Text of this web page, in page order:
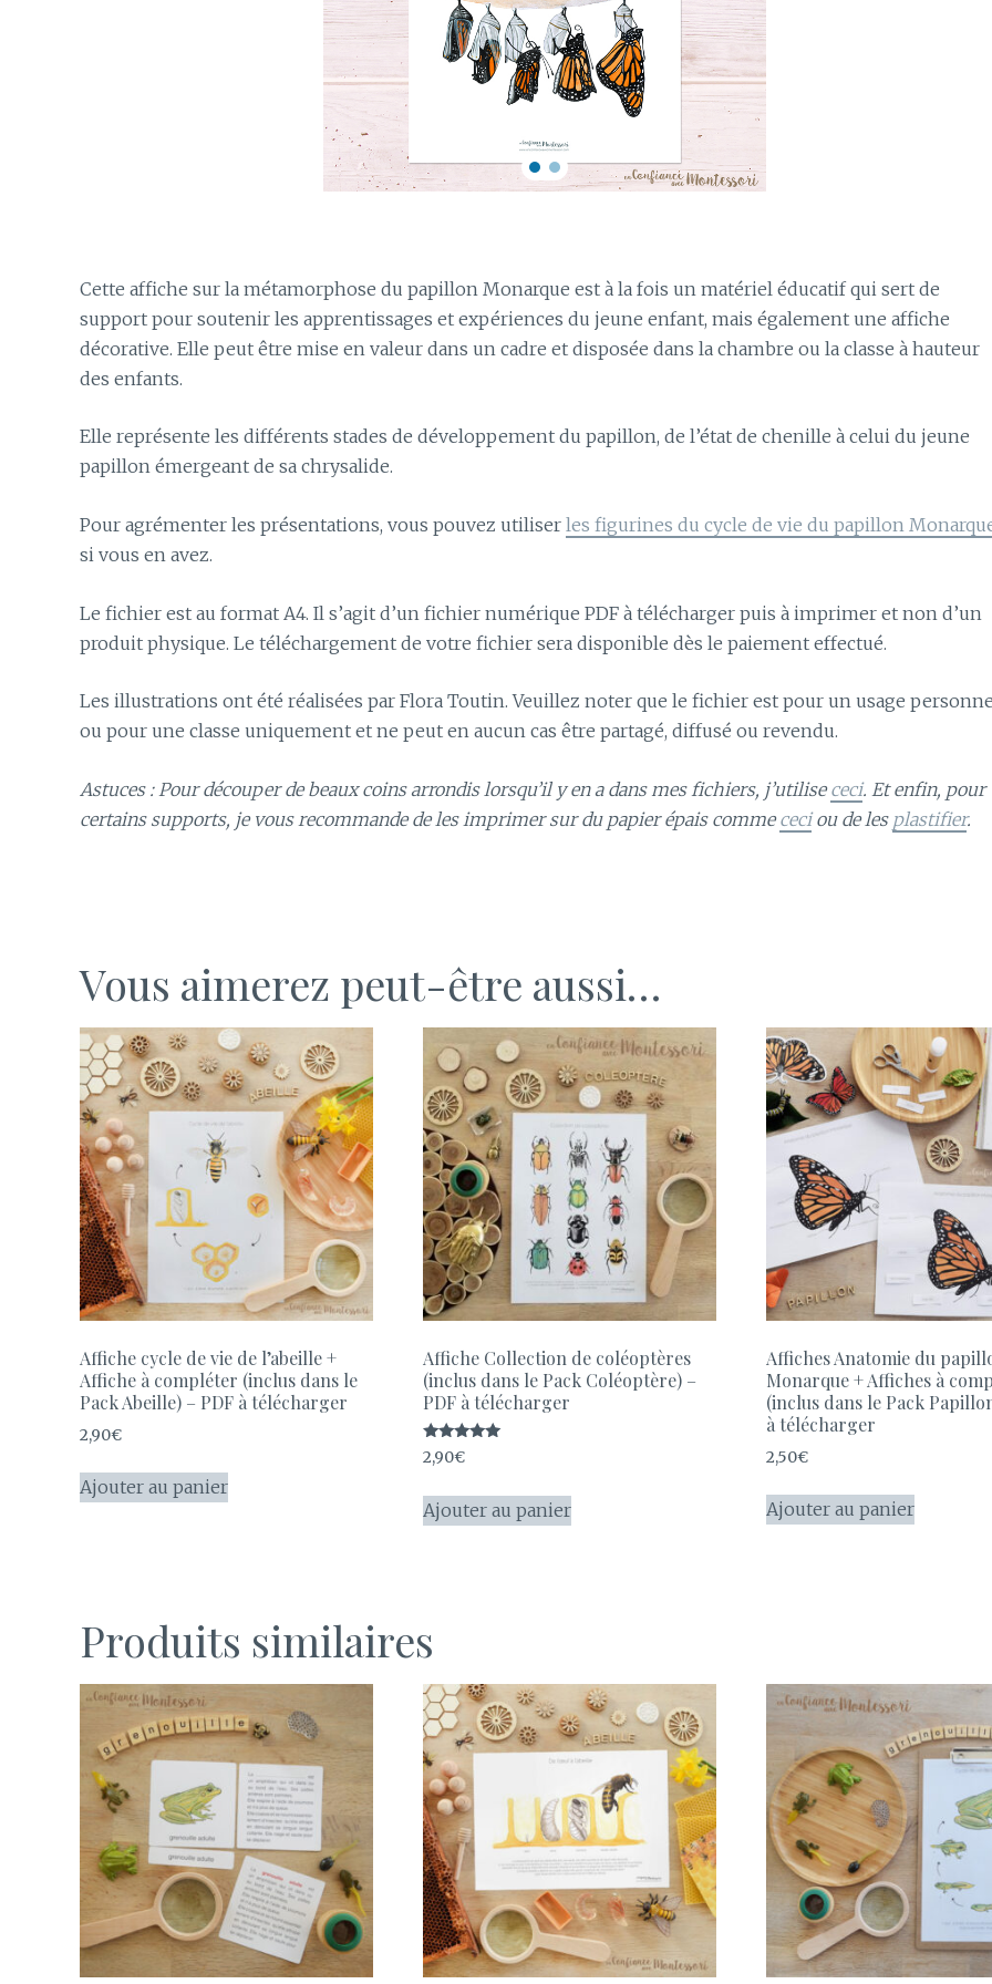
Cette affiche sur la métamorphose du papillon Monarque est à la fois un matériel éducatif qui sert de
support pour soutenir les apprentissages et expériences du jeune enfant, mais également une affiche
décorative. Elle peut être mise en valeur dans un cadre et disposée dans la chambre ou la classe à hauteur
des enfants.
Elle représente les différents stades de développement du papillon, de l’état de chenille à celui du jeune
papillon émergeant de sa chrysalide.
Pour agrémenter les présentations, vous pouvez utiliser les figurines du cycle de vie du papillon
si vous en avez.
Le fichier est au format A4. Il s’agit d’un fichier numérique PDF à télécharger puis à imprimer et non d’un
produit physique. Le téléchargement de votre fichier sera disponible dès le paiement effectué.
Les illustrations ont été réalisées par Flora Toutin. Veuillez noter que le fichier est pour un usage
ou pour une classe uniquement et ne peut en aucun cas être partagé, diffusé ou revendu.
Astuces : Pour découper de beaux coins arrondis lorsqu’il y en a dans mes fichiers, j’utilisececi. Et enfin, pour
certains supports, je vous recommande de les imprimer sur du papier épais commececiou de les plastifier.
Vous aimerez peut-être aussi…
Affiche cycle de vie de l’abeille +
Affiche à compléter (inclus dans le
Pack Abeille) – PDF à télécharger
2,90€
Ajouter au panier
Affiche Collection de coléoptères
(inclus dans le Pack Coléoptère) –
PDF à télécharger
Note
5.00
2,90€
Ajouter au panier
Affiches Anatomie du
Monarque + Affiches à
(inclus dans le Pack
à télécharger
2,50€
Ajouter au panier
Produits similaires